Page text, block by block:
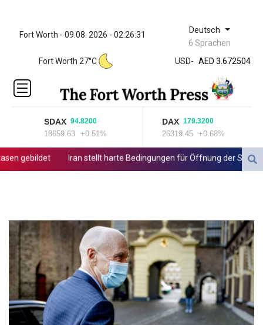
Fort Worth - 09.08. 2026 - 02:26:31 Deutsch
6 Sprachen
Fort Worth 27°C
USD-
ZWL 321.999592
AED 3.672504
AED 3.672504
AFN
ALL 80.629676
AMD
AOA
917.000367
1491.937897
BBD 2.00813
BDT 123.418242
BHD 0.375989
BIF 2985.079791
BMD 1
BND 1.277602
BOB 11.849673
BRL 5.083304
SDAX 94.8200
18659.63 +0.51%
DAX 179.3200
26319.45 +0.68%
gebildet Iran stellt harte Bedingungen für Öffnung der Straße